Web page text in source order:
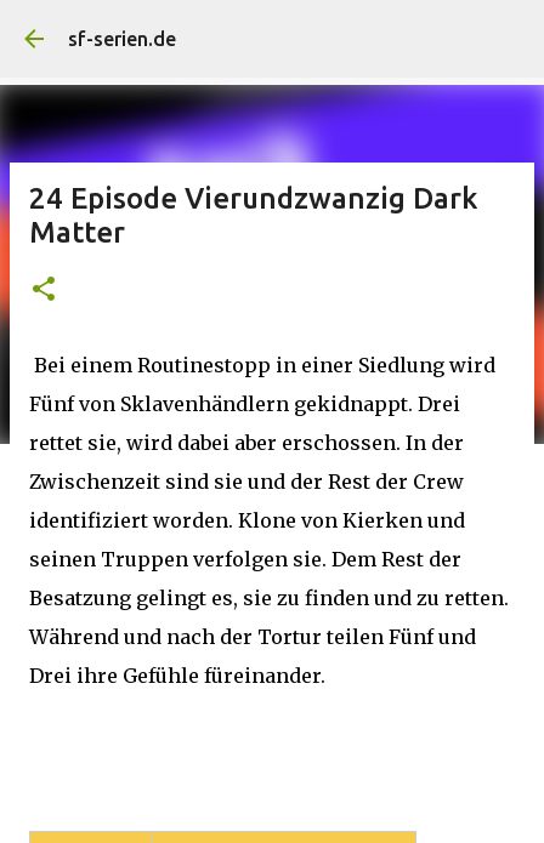
sf-serien.de
24 Episode Vierundzwanzig Dark
Matter
Bei einem Routinestopp in einer Siedlung wird
Fünf von Sklavenhändlern gekidnappt. Drei
rettet sie, wird dabei aber erschossen. In der
Zwischenzeit sind sie und der Rest der Crew
identifiziert worden. Klone von Kierken und
seinen Truppen verfolgen sie. Dem Rest der
Besatzung gelingt es, sie zu finden und zu retten.
Während und nach der Tortur teilen Fünf und
Drei ihre Gefühle füreinander.